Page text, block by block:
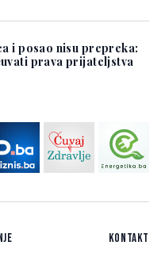
i posao nisu prepreka:
prava prijateljstva
Kontakt